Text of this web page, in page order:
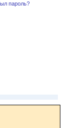
пароль?